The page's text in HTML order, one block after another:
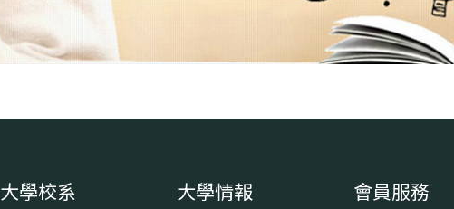
大學校系 大學情報 會員服務